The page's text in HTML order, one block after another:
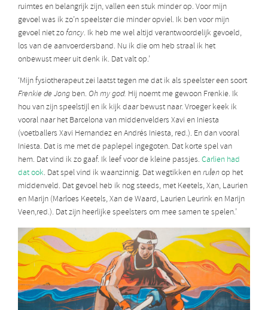
ruimtes en belangrijk zijn, vallen een stuk minder op. Voor mijn
gevoel was ik zo’n speelster die minder opviel. Ik ben voor mijn
gevoel niet zofancy. Ik heb me wel altijd verantwoordelijk gevoeld,
los van de aanvoerdersband. Nu ik die om heb straal ik het
onbewust meer uit denk ik. Dat valt op.’
‘Mijn fysiotherapeut zei laatst tegen me dat ik als speelster een soort
Frenkie de Jong ben. Oh my god. Hij noemt me gewoon Frenkie. Ik
hou van zijn speelstijl en ik kijk daar bewust naar. Vroeger keek ik
vooral naar het Barcelona van middenvelders Xavi en Iniesta
(voetballers Xavi Hernandez en Andrés Iniesta, red.). En dan vooral
Iniesta. Dat is me met de paplepel ingegoten. Dat korte spel van
hem. Dat vind ik zo gaaf. Ik leef voor de kleine passjes. Carlien had
dat ook. Dat spel vind ik waanzinnig. Dat wegtikken enrulenop het
middenveld. Dat gevoel heb ik nog steeds, met Keetels, Xan, Laurien
en Marijn (Marloes Keetels, Xan de Waard, Laurien Leurink en Marijn
Veen,red.). Dat zijn heerlijke speelsters om mee samen te spelen.’